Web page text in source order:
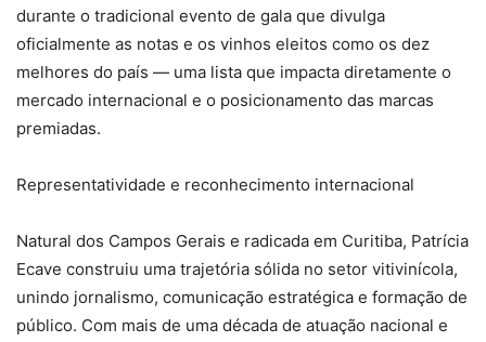
durante o tradicional evento de gala que divulga
oficialmente as notas e os vinhos eleitos como os dez
melhores do país — uma lista que impacta diretamente o
mercado internacional e o posicionamento das marcas
premiadas.
Representatividade e reconhecimento internacional
Natural dos Campos Gerais e radicada em Curitiba, Patrícia
Ecave construiu uma trajetória sólida no setor vitivinícola,
unindo jornalismo, comunicação estratégica e formação de
público. Com mais de uma década de atuação nacional e